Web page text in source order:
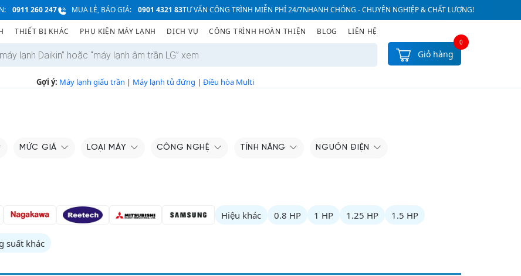
0911 260 247 MUA LẺ, BÁO GIÁ: 0901 4321 83TƯ VẤN CÔNG TRÌNH MIỄN PHÍ 24/7NHANH CHÓNG - CHUYÊN NGHIỆP & CHẤT LƯỢNG!
THIẾT BỊ KHÁC PHỤ KIỆN MÁY LẠNH DỊCH VỤ CÔNG TRÌNH HOÀN THIỆN BLOG LIÊN HỆ
Gợi ý: Máy lạnh giấu trần | Máy lạnh tủ đứng | Điều hòa Multi
Giỏ hàng
0
MỨC GIÁ LOẠI MÁY CÔNG NGHỆ TÍNH NĂNG NGUỒN ĐIỆN
Hiệu khác 0.8 HP 1 HP 1.25 HP 1.5 HP
suất khác